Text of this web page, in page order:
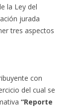
la Ley del
jurada
tres aspectos
con
del cual se
“Reporte